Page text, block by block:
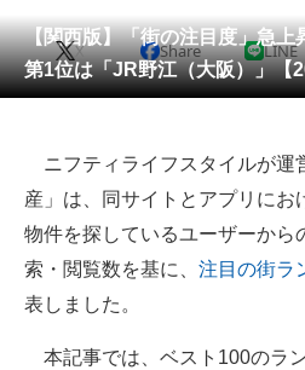
会員記事
メディア
ITの今と未来を見通す
スマホと通信の最新トレンド
好きが集まる 比べて選べる
【関西版】「街の注目度」急
第1位は「JR野江（大阪）」【
X Share LINE
ニフティライフスタイルが運
産」は、同サイトとアプリにお
物件を探しているユーザーから
索・閲覧数を基に、 注目の街ラ
表しました。
本記事では、ベスト100のラ